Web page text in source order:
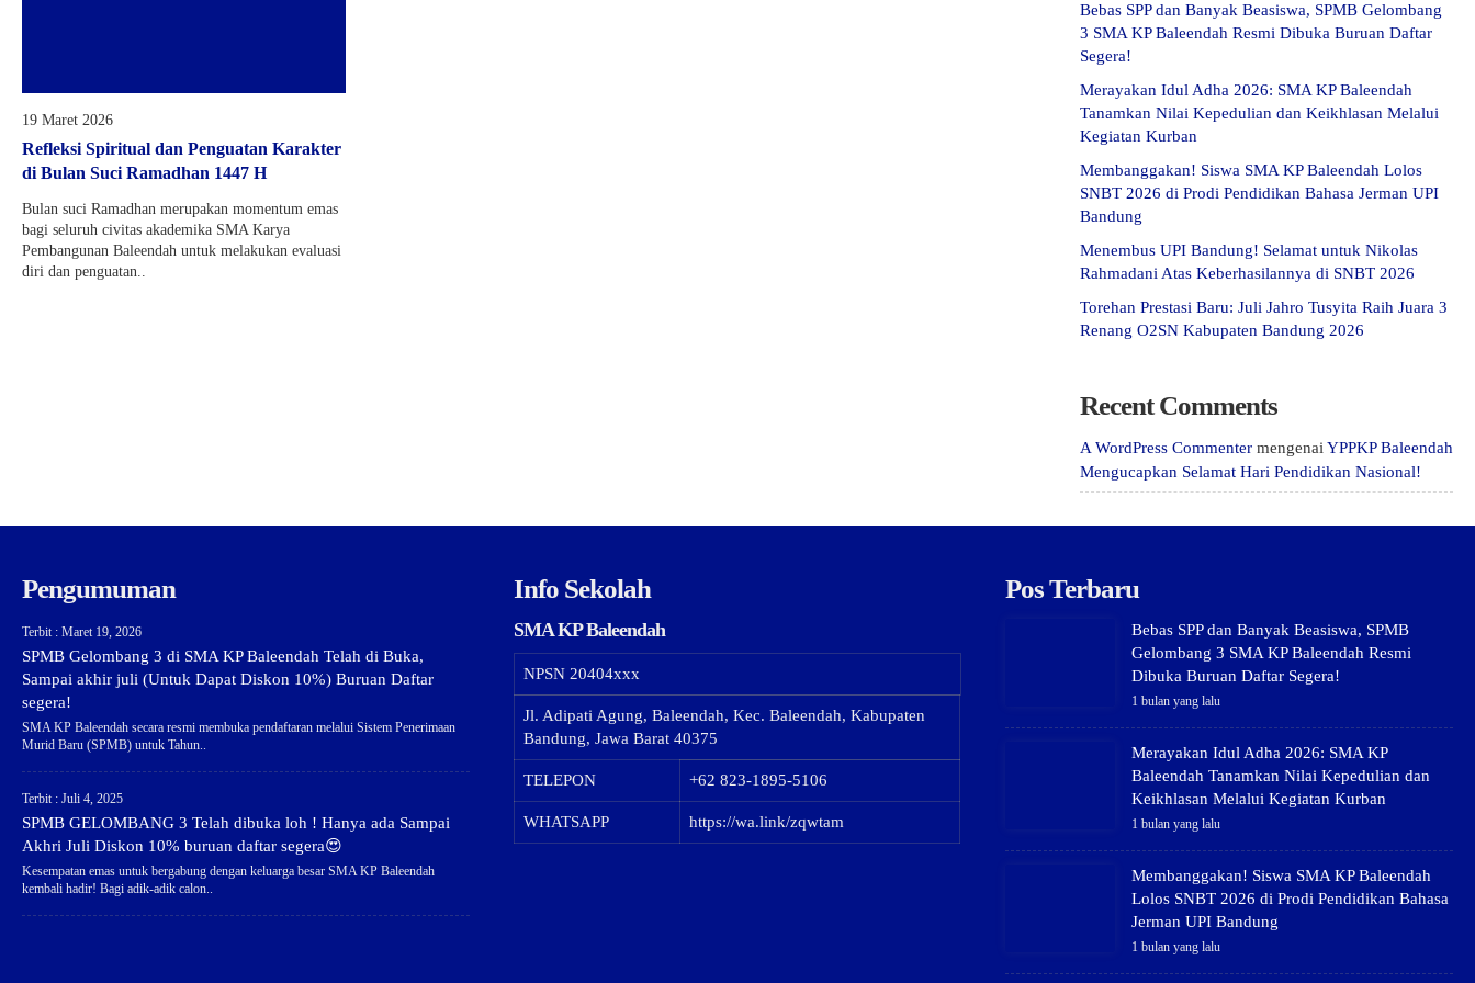
19 Maret 2026
Refleksi Spiritual dan Penguatan Karakter
di Bulan Suci Ramadhan 1447 H
Bulan suci Ramadhan merupakan momentum emas
bagi seluruh civitas akademika SMA Karya
Pembangunan Baleendah untuk melakukan evaluasi
diri dan penguatan..
Bebas SPP dan Banyak Beasiswa, SPMB Gelombang
3 SMA KP Baleendah Resmi Dibuka Buruan Daftar
Segera!
Merayakan Idul Adha 2026: SMA KP Baleendah
Tanamkan Nilai Kepedulian dan Keikhlasan Melalui
Kegiatan Kurban
Membanggakan! Siswa SMA KP Baleendah Lolos
SNBT 2026 di Prodi Pendidikan Bahasa Jerman UPI
Bandung
Menembus UPI Bandung! Selamat untuk Nikolas
Rahmadani Atas Keberhasilannya di SNBT 2026
Torehan Prestasi Baru: Juli Jahro Tusyita Raih Juara 3
Renang O2SN Kabupaten Bandung 2026
Recent Comments
A WordPress Commenter mengenai YPPKP Baleendah
Mengucapkan Selamat Hari Pendidikan Nasional!
Pengumuman
Terbit : Maret 19, 2026
SPMB Gelombang 3 di SMA KP Baleendah Telah di Buka,
Sampai akhir juli (Untuk Dapat Diskon 10%) Buruan Daftar
segera!
SMA KP Baleendah secara resmi membuka pendaftaran melalui Sistem Penerimaan
Murid Baru (SPMB) untuk Tahun..
Terbit : Juli 4, 2025
SPMB GELOMBANG 3 Telah dibuka loh ! Hanya ada Sampai
Akhri Juli Diskon 10% buruan daftar segera😍
Kesempatan emas untuk bergabung dengan keluarga besar SMA KP Baleendah
kembali hadir! Bagi adik-adik calon..
Info Sekolah
SMA KP Baleendah
NPSN 20404xxx
Jl. Adipati Agung, Baleendah, Kec. Baleendah, Kabupaten
Bandung, Jawa Barat 40375
TELEPON +62 823-1895-5106
WHATSAPP https://wa.link/zqwtam
Pos Terbaru
Bebas SPP dan Banyak Beasiswa, SPMB
Gelombang 3 SMA KP Baleendah Resmi
Dibuka Buruan Daftar Segera!
1 bulan yang lalu
Merayakan Idul Adha 2026: SMA KP
Baleendah Tanamkan Nilai Kepedulian dan
Keikhlasan Melalui Kegiatan Kurban
1 bulan yang lalu
Membanggakan! Siswa SMA KP Baleendah
Lolos SNBT 2026 di Prodi Pendidikan Bahasa
Jerman UPI Bandung
1 bulan yang lalu